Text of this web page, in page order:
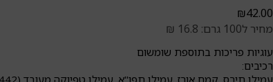
₪42.00
מחיר ל100 גרם: 16.8 ₪
עוגיות פריכות בתוספת שומשום
רכיבים: